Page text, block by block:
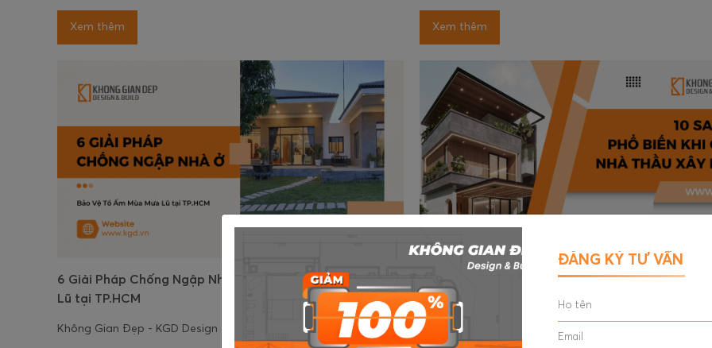
Xem thêm Xem thêm
6 Giải Pháp Chống Ngập Nhà Ở: Bảo Vệ Tổ Ấm Mùa Mưa
Lũ tại TP.HCM
Không Gian Đẹp - KGD Design & Build
10 Sai Lầm Phổ Biến Khi Chọn Nhà Thầu Xây
Không Gian Đẹp - KGD Design & Build
Tránh 10 sai lầm khi chọn nhà thầu xây dựng như
ĐĂNG KÝ TƯ VẤN